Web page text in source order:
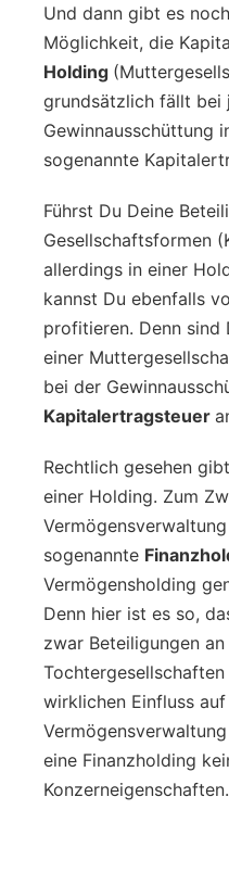
Und dann gibt es
Möglichkeit, die
Holding
grundsätzlich fällt bei
Gewinnausschüttung
sogenannte
Führst Du Deine
Gesellschaftsformen
allerdings in einer
kannst Du ebenfalls
profitieren. Denn sind
einer
bei der
Kapitalertragsteuer
Rechtlich gesehen
einer Holding. Zum
sogenannte
Vermögensholding
Denn hier ist es so,
zwar Beteiligungen
wirklichen Einfluss
eine Finanzholding
Konzerneigenschaften.